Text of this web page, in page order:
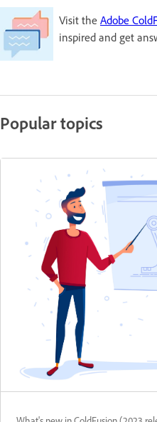
Visit the Adobe
inspired and get
Popular topics